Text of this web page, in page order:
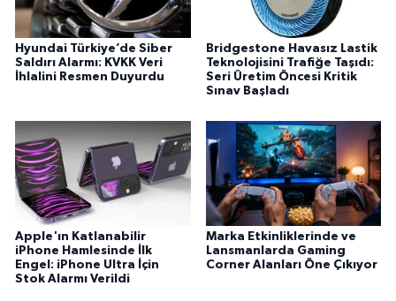
Hyundai Türkiye’de Siber
Saldırı Alarmı: KVKK Veri
İhlalini Resmen Duyurdu
Bridgestone Havasız Lastik
Teknolojisini Trafiğe Taşıdı:
Seri Üretim Öncesi Kritik
Sınav Başladı
Apple'ın Katlanabilir
iPhone Hamlesinde İlk
Engel: iPhone Ultra İçin
Stok Alarmı Verildi
Marka Etkinliklerinde ve
Lansmanlarda Gaming
Corner Alanları Öne Çıkıyor